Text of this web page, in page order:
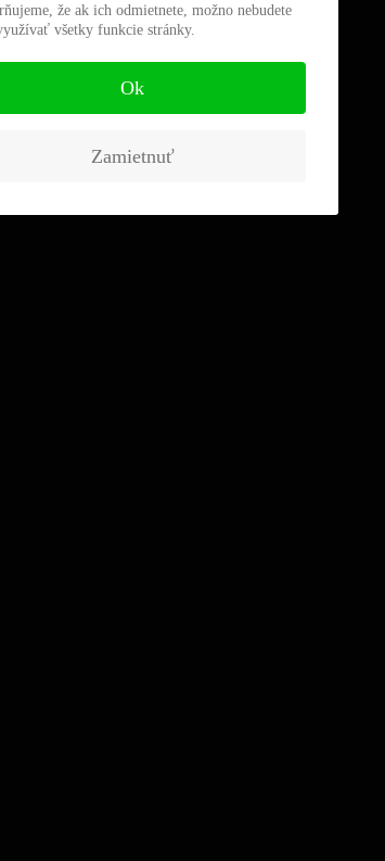
že ak ich odmietnete, možno nebudete
všetky funkcie stránky.
Ok
Zamietnuť